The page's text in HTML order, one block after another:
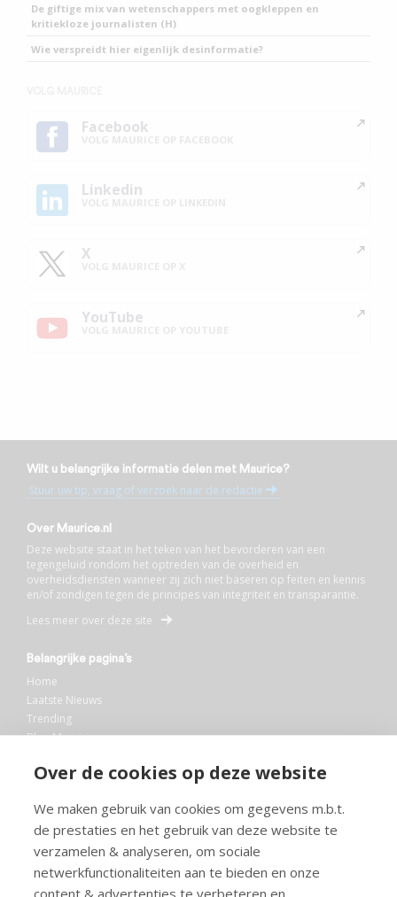
Over de cookies op deze website
We maken gebruik van cookies om gegevens m.b.t.
de prestaties en het gebruik van deze website te
verzamelen & analyseren, om sociale
netwerkfunctionaliteiten aan te bieden en onze
content & advertenties te verbeteren en
De giftige mix van wetenschappers met oogkleppen en
kritiekloze journalisten (H)
Wie verspreidt hier eigenlijk desinformatie?
Facebook
Linkedin
X
YouTube
Wilt u belangrijke informatie delen met Maurice?
Stuur uw tip, vraag of verzoek naar de redactie
Over Maurice.nl
Deze website staat in het teken van het bevorderen van een
tegengeluid rondom het optreden van de overheid en
overheidsdiensten wanneer zij zich niet baseren op feiten en kennis
en/of zondigen tegen de principes van integriteit en transparantie.
Lees meer over deze site
Belangrijke pagina’s
Home
Laatste Nieuws
Trending
Blog Maurice
Bibliotheek
Info en service
FAQ
Doneren
Privacy
Voorwaarden